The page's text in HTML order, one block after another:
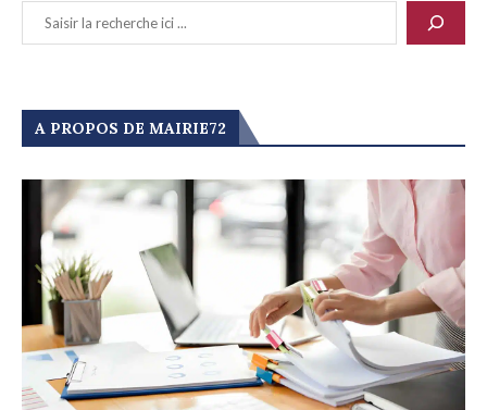
A PROPOS DE MAIRIE72